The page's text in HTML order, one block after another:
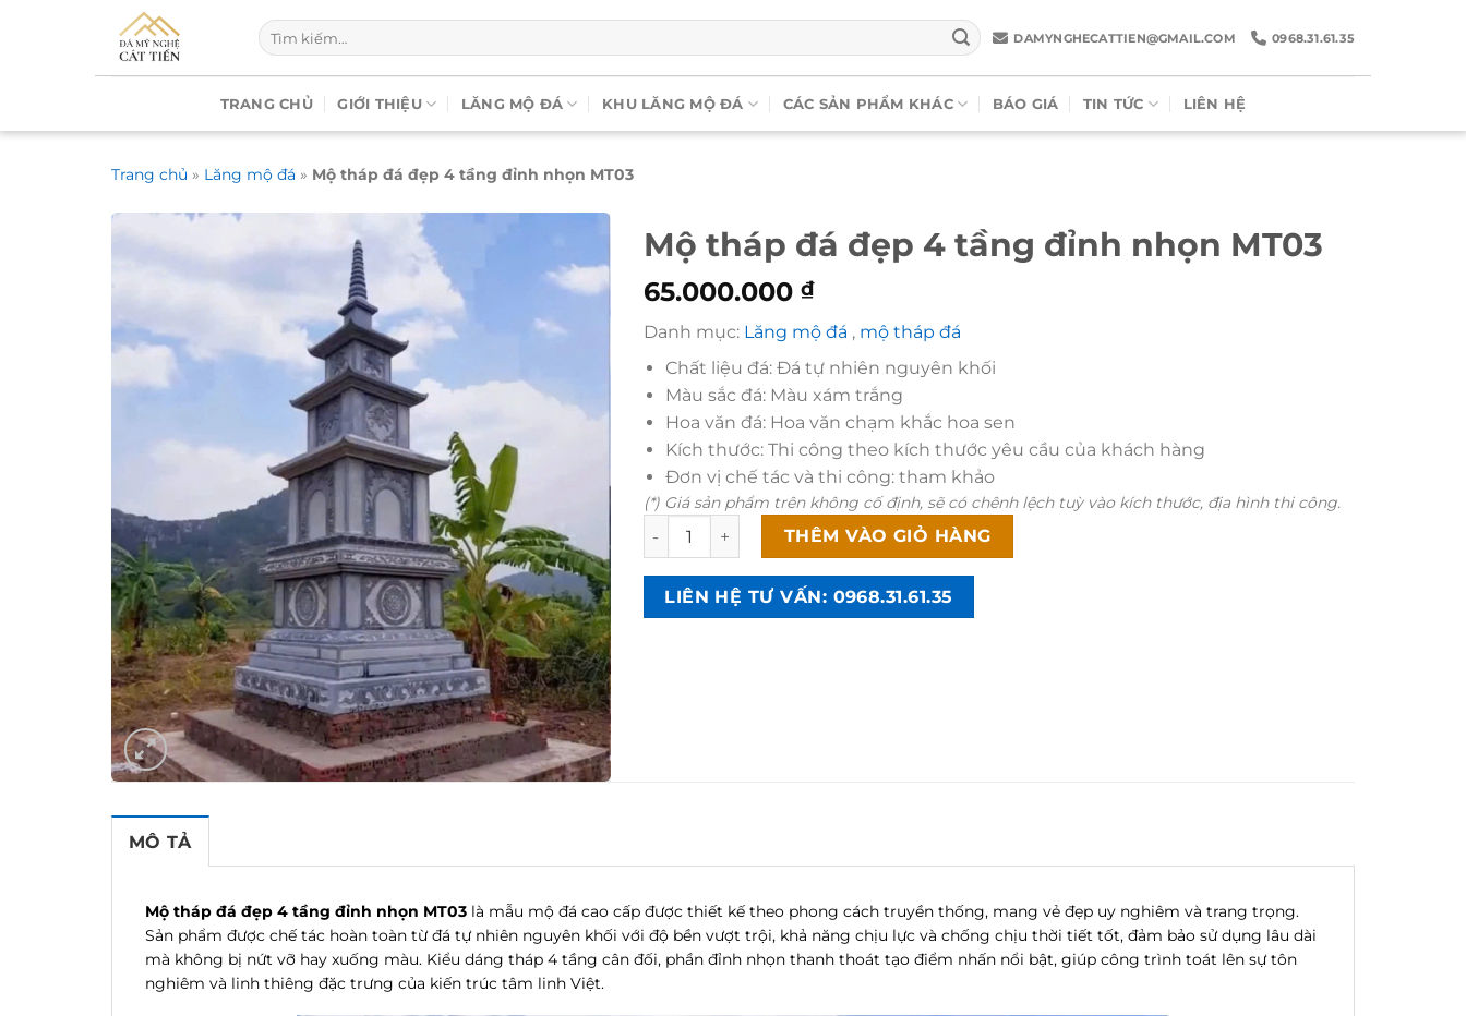
Tìm
kiếm:
DAMYNGHECATTIEN@GMAIL.COM 0968.31.61.35
TRANG CHỦ GIỚI THIỆU LĂNG MỘ ĐÁ KHU LĂNG MỘ ĐÁ CÁC SẢN PHẨM KHÁC BÁO GIÁ TIN TỨC LIÊN HỆ
Trang chủ » Lăng mộ đá » Mộ tháp đá đẹp 4 tầng đỉnh nhọn MT03
Mộ tháp đá đẹp 4 tầng đỉnh nhọn MT03
65.000.000 ₫
Danh mục: Lăng mộ đá , mộ tháp đá
Chất liệu đá: Đá tự nhiên nguyên khối
Màu sắc đá: Màu xám trắng
Hoa văn đá: Hoa văn chạm khắc hoa sen
Kích thước: Thi công theo kích thước yêu cầu của khách hàng
Đơn vị chế tác và thi công: tham khảo
(*) Giá sản phẩm trên không cố định, sẽ có chênh lệch tuỳ vào kích thước, địa hình thi công.
Mộ tháp đá đẹp 4 tầng đỉnh nhọn MT03 số lượng
THÊM VÀO GIỎ HÀNG
LIÊN HỆ TƯ VẤN: 0968.31.61.35
MÔ TẢ
Mộ tháp đá đẹp 4 tầng đỉnh nhọn MT03 là mẫu mộ đá cao cấp được thiết kế theo phong cách truyền thống, mang vẻ đẹp uy nghiêm và trang trọng.
Sản phẩm được chế tác hoàn toàn từ đá tự nhiên nguyên khối với độ bền vượt trội, khả năng chịu lực và chống chịu thời tiết tốt, đảm bảo sử dụng lâu dài
mà không bị nứt vỡ hay xuống màu. Kiểu dáng tháp 4 tầng cân đối, phần đỉnh nhọn thanh thoát tạo điểm nhấn nổi bật, giúp công trình toát lên sự tôn
nghiêm và linh thiêng đặc trưng của kiến trúc tâm linh Việt.